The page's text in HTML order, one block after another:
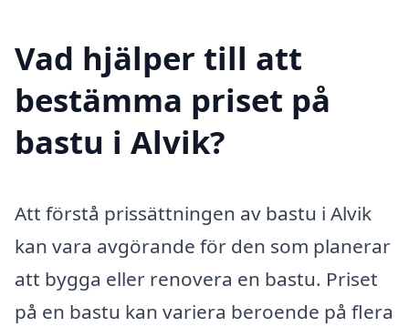
Vad hjälper till att
bestämma priset på
bastu i Alvik?
Att förstå prissättningen av bastu i Alvik
kan vara avgörande för den som planerar
att bygga eller renovera en bastu. Priset
på en bastu kan variera beroende på flera